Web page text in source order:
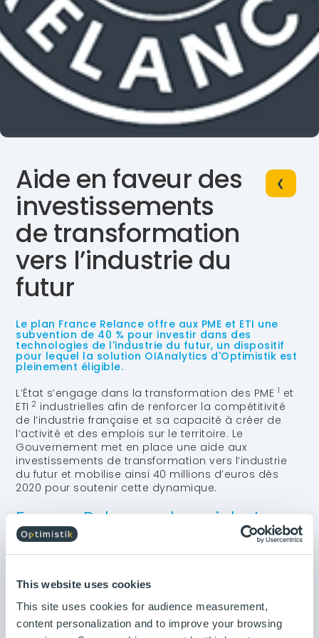
This website uses cookies
This site uses cookies for audience measurement,
content personalization and to improve your browsing
Aide en faveur des
investissements
de transformation
vers l’industrie du
futur
❮
Le plan France Relance offre aux PME et ETI une
subvention de 40 % pour investir dans des
technologies de l'industrie du futur, un dispositif
pour lequel la solution OIAnalytics d'Optimistik est
pleinement éligible.
L’État s’engage dans la transformation des PME 1 et
ETI2 industrielles afin de renforcer la compétitivité
de l’industrie française et sa capacité à créer de
l’activité et des emplois sur le territoire. Le
Gouvernement met en place une aide aux
investissements de transformation vers l’industrie
du futur et mobilise ainsi 40 millions d’euros dès
2020 pour soutenir cette dynamique.
France Relance : le guichet
d’aide aux investissements «
Industrie du futur »
Dans le cadre du plan «France Relance
numérique de l’industrie » se transforme en
subvention. Cette aide s’adresse aux PME et ETI et